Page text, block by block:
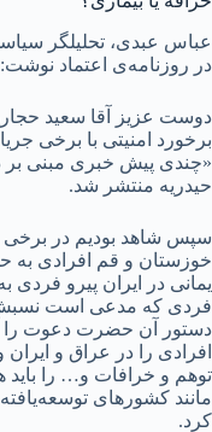
عباس عبدی، تحلیلگر
در روزنامه‌ی اعتماد نوشت:
دوست عزیز آقا سعید
برخورد امنیتی با برخی
«چندی پیش خبری مبنی بر
حیدریه منتشر شد.
سپس شاهد بودیم در برخی
خوزستان و قم افرادی به
یمانی در ایران پیرو فردی
فردی که مدعی است نسبش
دستور آن حضرت دعوت را
افرادی را در عراق و
توهم و خرافات و… را باید
مانند کشورهای
کرد.